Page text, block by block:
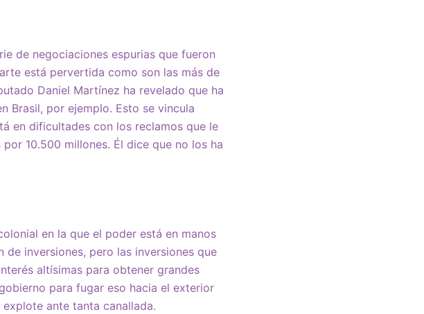
de negociaciones espurias que fueron
está pervertida como son las más de
Daniel Martínez ha revelado que ha
Brasil, por ejemplo. Esto se vincula
en dificultades con los reclamos que le
10.500 millones. Él dice que no los ha
en la que el poder está en manos
inversiones, pero las inversiones que
altísimas para obtener grandes
para fugar eso hacia el exterior
ante tanta canallada.